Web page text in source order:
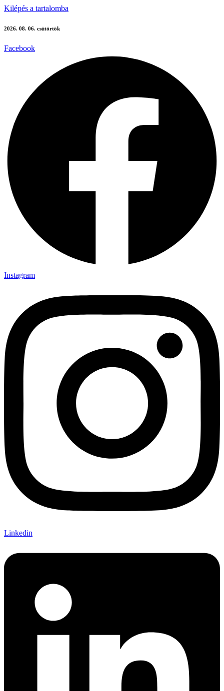
Kilépés a tartalomba
2026. 08. 06. csütörtök
Facebook
Instagram
Linkedin